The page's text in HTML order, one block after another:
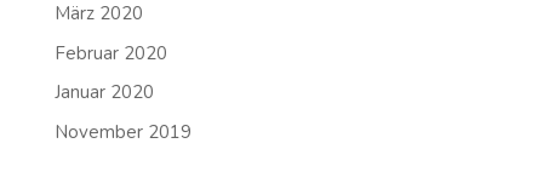
März 2020
Februar 2020
Januar 2020
November 2019